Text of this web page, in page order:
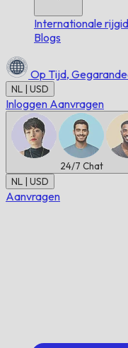
Internationale
Blogs
Op Tijd,
NL | USD
Inloggen Aanvragen
24/7 Chat
NL | USD
Aanvragen